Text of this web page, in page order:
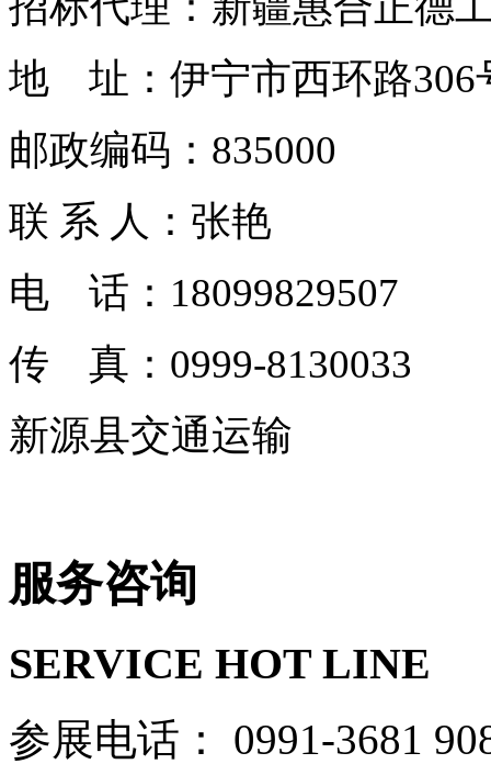
地 址：伊宁市西环路306
邮政编码：835000
联 系 人：张艳
电 话：18099829507
传 真：0999-8130033
新源县交通运
服务咨询
SERVICE HOT LINE
参展电话： 0991-